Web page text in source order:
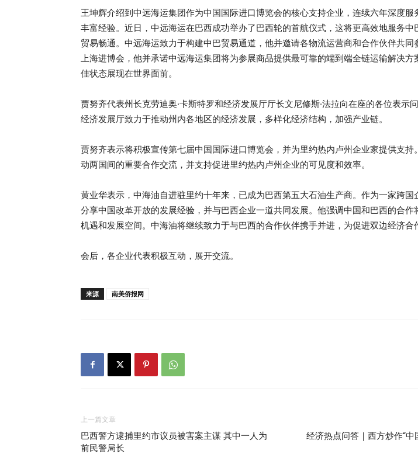
王坤辉介绍到中远海运集团作为中国国际进口博览会的核心支持企业，连续六年深度服
丰富经验。近日，中远海运在巴西成功举办了巴西轮的首航仪式，这将更高效地服务中
贸易畅通。中远海运致力于构建中巴贸易通道，他并邀请各物流运营商和合作伙伴共同
上海进博会，他并承诺中远海运集团将为参展商品提供最可靠的端到端全链运输解决方
佳状态展现在世界面前。
贾努齐代表州长克劳迪奥·卡斯特罗和经济发展厅厅长文尼修斯·法拉向在座的各位表示
经济发展厅致力于推动州内各地区的经济发展，多样化经济结构，加强产业链。
贾努齐表示将积极宣传第七届中国国际进口博览会，并为里约热内卢州企业家提供支持
动两国间的重要合作交流，并支持促进里约热内卢州企业的可见度和效率。
黄业华表示，中海油自进驻里约十年来，已成为巴西第五大石油生产商。作为一家跨国
分享中国改革开放的发展经验，并与巴西企业一道共同发展。他强调中国和巴西的合作
机遇和发展空间。中海油将继续致力于与巴西的合作伙伴携手并进，为促进双边经济合
会后，各企业代表积极互动，展开交流。
来源 南美侨报网
上一篇文章
巴西警方逮捕里约市议员被害案主谋 其中一人为
前民警局长
经济热点问答｜西方炒作“中